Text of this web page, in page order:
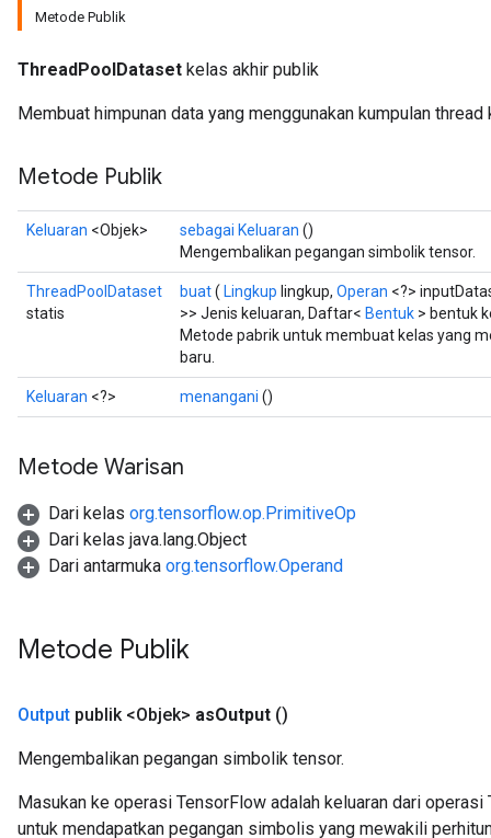
Metode Publik
ThreadPoolDataset kelas akhir publik
Membuat himpunan data yang menggunakan kumpulan
Metode Publik
Keluaran <Objek> sebagai Keluaran ()
Mengembalikan pegangan simbolik tensor.
ThreadPoolDataset
statis
buat( Lingkup lingkup, Operan <?>
>> Jenis keluaran, Daftar< Bentuk > bentuk
Metode pabrik untuk membuat kelas yang
baru.
Keluaran <?> menangani ()
Metode Warisan
Dari kelas org.tensorflow.op.PrimitiveOp
Dari kelas java.lang.Object
Dari antarmuka org.tensorflow.Operand
Metode Publik
Output publik <Objek> asOutput ()
Mengembalikan pegangan simbolik tensor.
Masukan ke operasi TensorFlow adalah keluaran dari
untuk mendapatkan pegangan simbolis yang mewakili